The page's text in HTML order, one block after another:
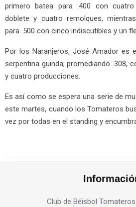
primero batea para .400 con cuatro
doblete y cuatro remolques,
para .500 con cinco indiscutibles y un
Por los Naranjeros, José Amador es
serpentina guinda, promediando .308,
y cuatro producciones.
Es así como se espera una serie de
este martes, cuando los Tomateros
vez por todas en el standing y
Club de Béisbol